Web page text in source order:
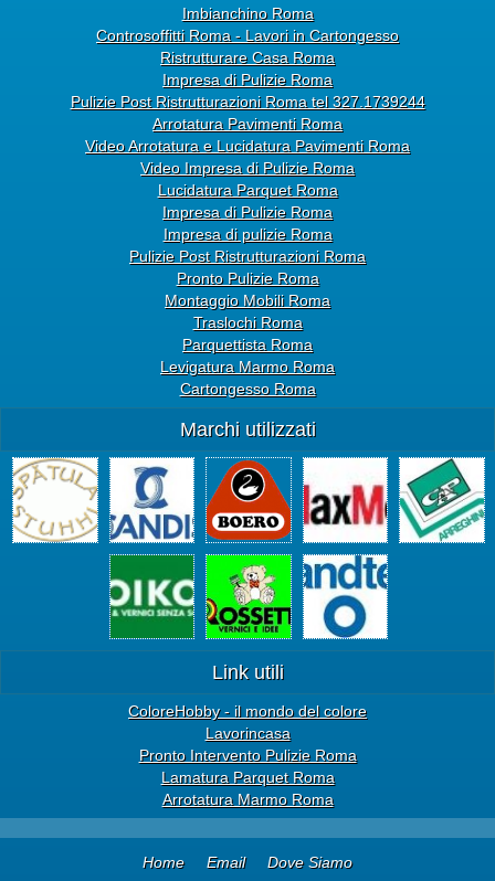
Imbianchino Roma
Controsoffitti Roma - Lavori in Cartongesso
Ristrutturare Casa Roma
Impresa di Pulizie Roma
Pulizie Post Ristrutturazioni Roma tel 327.1739244
Arrotatura Pavimenti Roma
Video Arrotatura e Lucidatura Pavimenti Roma
Video Impresa di Pulizie Roma
Lucidatura Parquet Roma
Impresa di Pulizie Roma
Impresa di pulizie Roma
Pulizie Post Ristrutturazioni Roma
Pronto Pulizie Roma
Montaggio Mobili Roma
Traslochi Roma
Parquettista Roma
Levigatura Marmo Roma
Cartongesso Roma
Marchi utilizzati
Link utili
ColoreHobby - il mondo del colore
Lavorincasa
Pronto Intervento Pulizie Roma
Lamatura Parquet Roma
Arrotatura Marmo Roma
Home Email Dove Siamo